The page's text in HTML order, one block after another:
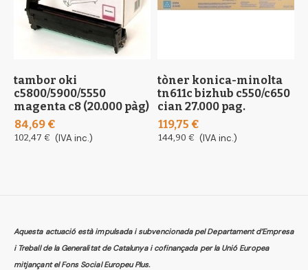
tambor oki
c5800/5900/5550
magenta c8 (20.000 pàg)
84,69 €
102,47 € (IVA inc.)
tòner konica-minolta
tn611c bizhub c550/c650
cian 27.000 pag.
119,75 €
144,90 € (IVA inc.)
Aquesta actuació està impulsada i subvencionada pel Departament d’Empresa
i Treball de la Generalitat de Catalunya i cofinançada per la Unió Europea
mitjançant el Fons Social Europeu Plus.